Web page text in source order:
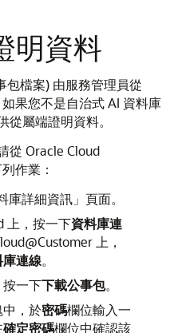
明資料
包檔案) 由服務管理員從
果您不是自治式 AI 資料庫
屬端證明資料。
從 Oracle Cloud
作業：
詳細資訊」頁面。
上，按一下資料庫連
上，
庫連線。
一下下載公事包。
，於密碼欄位輸入一
確定密碼欄位中確認該